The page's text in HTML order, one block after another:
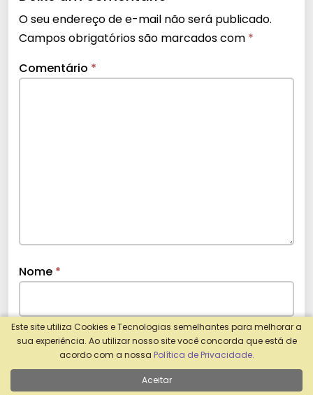
O seu endereço de e-mail não será publicado.
Campos obrigatórios são marcados com *
Comentário *
Nome *
E-mail*
Este site utiliza Cookies e Tecnologias semelhantes para melhorar a
sua experiência. Ao utilizar nosso site você concorda que está de
acordo com a nossa Política de Privacidade.
Aceitar